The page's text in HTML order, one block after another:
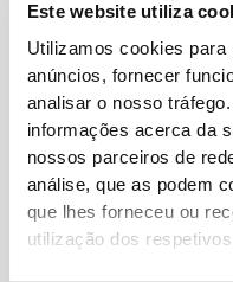
Este website utiliza
Utilizamos cookies para
anúncios, fornecer
analisar o nosso
informações acerca da
nossos parceiros de
análise, que as podem
que lhes forneceu ou
utilização dos
€20.99 €34.99
Leggings a 7/8 de Cintura
Alta Alpine